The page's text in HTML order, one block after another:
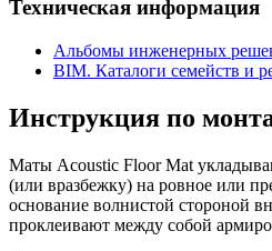
Техническая информация
Альбомы инженерных
BIM. Каталоги семейств и
Инструкция по
Маты Acoustic Floor Mat
(или вразбежку) на ровное или
основание волнистой стороной
проклеивают между собой